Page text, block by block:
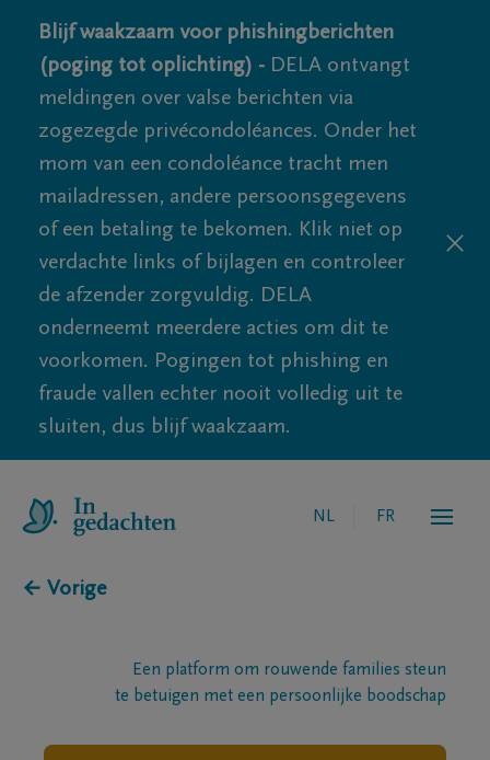
Blijf waakzaam voor phishingberichten
(poging tot oplichting) - DELA ontvangt
meldingen over valse berichten via
zogezegde privécondoléances. Onder het
mom van een condoléance tracht men
mailadressen, andere persoonsgegevens
of een betaling te bekomen. Klik niet op
verdachte links of bijlagen en controleer
de afzender zorgvuldig. DELA
onderneemt meerdere acties om dit te
voorkomen. Pogingen tot phishing en
fraude vallen echter nooit volledig uit te
sluiten, dus blijf waakzaam.
NL FR
← Vorige
Een platform om rouwende families steun
te betuigen met een persoonlijke boodschap